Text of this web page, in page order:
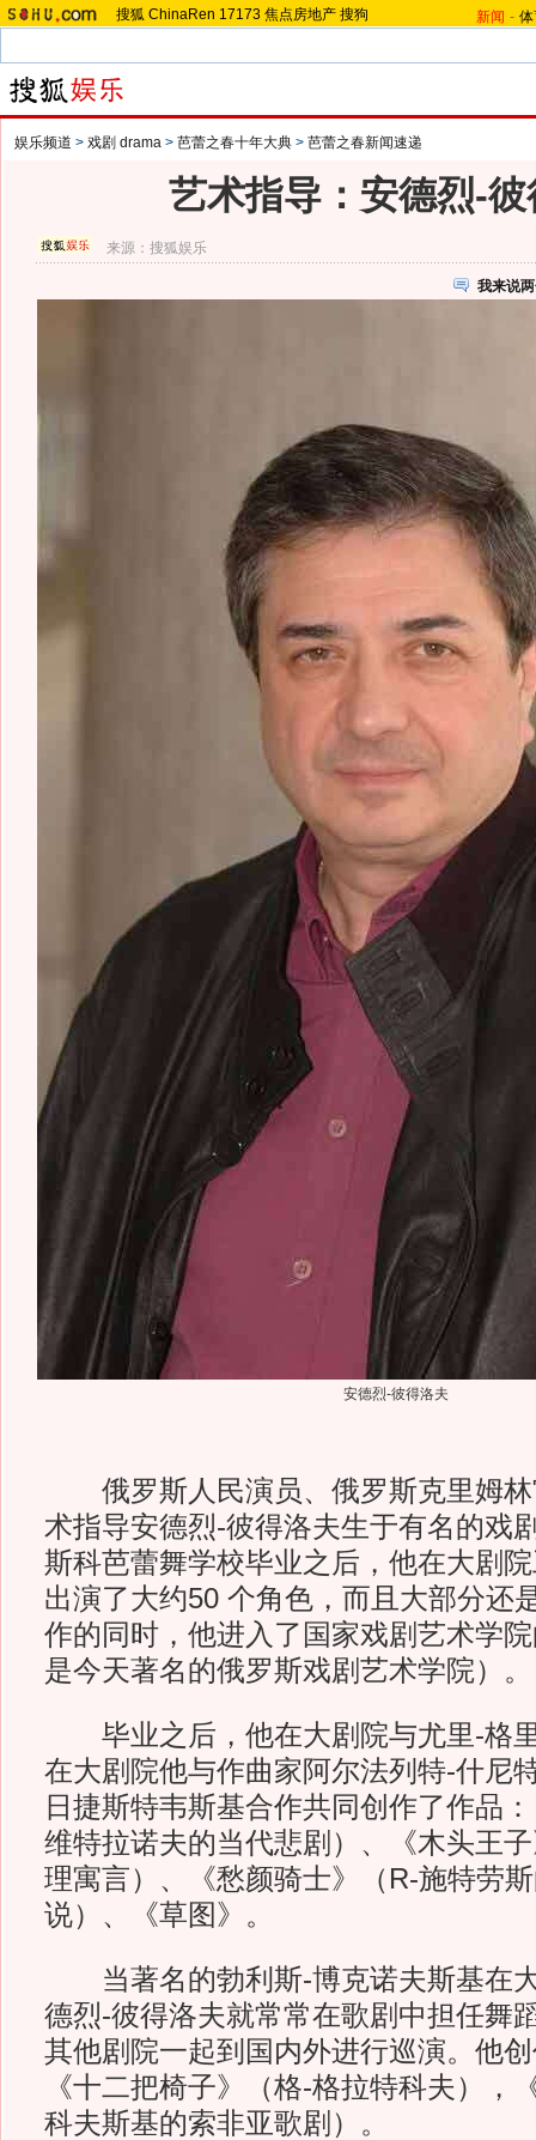
搜狐 ChinaRen 17173 焦点房地产 搜狗 新闻 -
娱乐频道 > 戏剧 drama > 芭蕾之春十年大典 > 芭蕾之春新闻速递
艺术指导：安德烈-
来源：搜狐娱乐
我来说
安德烈-彼得洛夫
俄罗斯人民演员、俄罗斯克里姆林
术指导安德烈-彼得洛夫生于有名的戏
斯科芭蕾舞学校毕业之后，他在大剧
出演了大约50 个角色，而且大部分还
作的同时，他进入了国家戏剧艺术学
是今天著名的俄罗斯戏剧艺术学院）。
毕业之后，他在大剧院与尤里-格
在大剧院他与作曲家阿尔法列特-什尼
日捷斯特韦斯基合作共同创作了作品
维特拉诺夫的当代悲剧）、《木头王
理寓言）、《愁颜骑士》（R-施特劳
说）、《草图》。
当著名的勃利斯-博克诺夫斯基在
德烈-彼得洛夫就常常在歌剧中担任舞
其他剧院一起到国内外进行巡演。他
《十二把椅子》（格-格拉特科夫），
科夫斯基的索非亚歌剧）。